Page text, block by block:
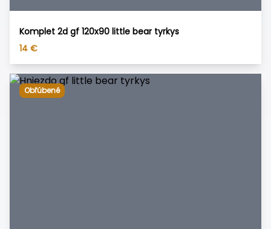
Komplet 2d gf 120x90 little bear tyrkys
14 €
Obľúbené